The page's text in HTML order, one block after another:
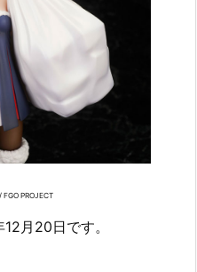
PROJECT
月20日です。